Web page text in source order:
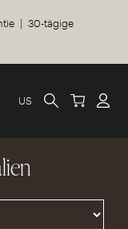
| 30-tägige
US